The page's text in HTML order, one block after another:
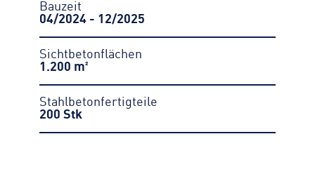
Bauzeit
04/2024 - 12/2025
Sichtbetonflächen
1.200 m²
Stahlbetonfertigteile
200 Stk